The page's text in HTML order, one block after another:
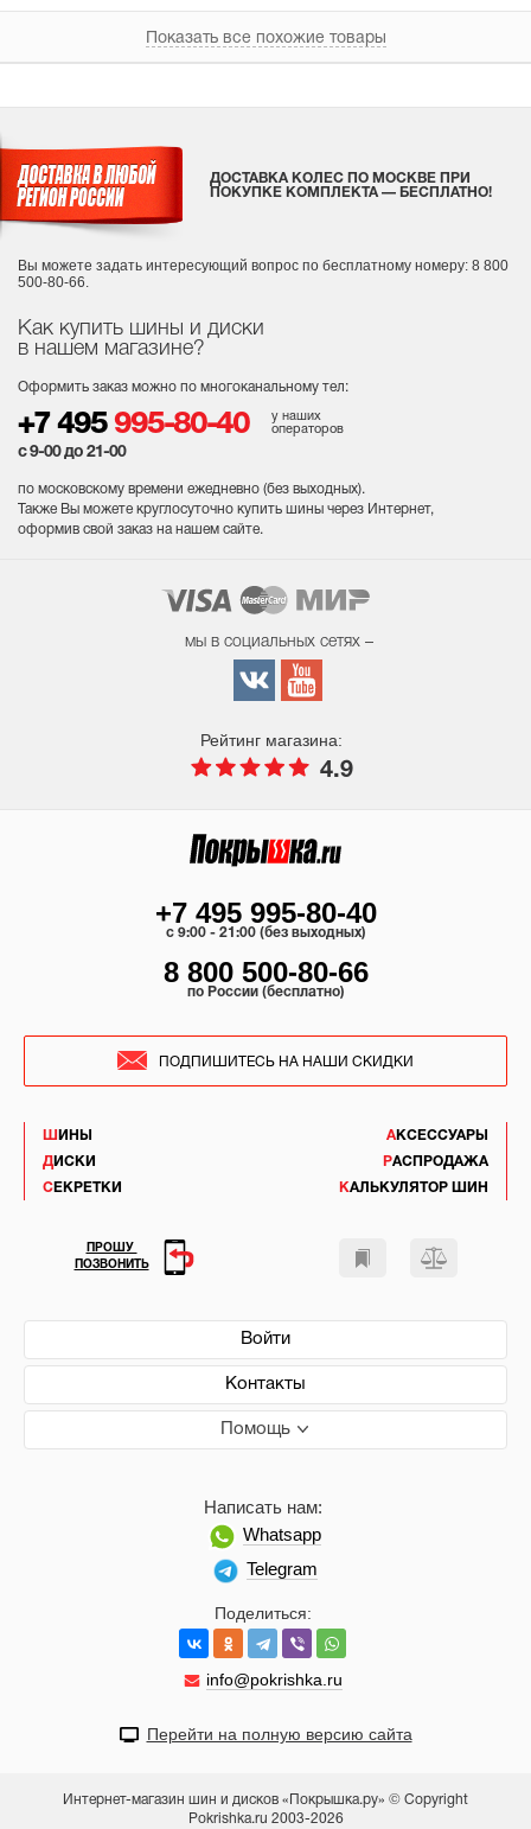
Показать все похожие товары
Как купить шины и диски
в нашем магазине?
Оформить заказ можно по многоканальному тел:
+7 495 995-80-40
у наших
операторов
с 9-00 до 21-00
по московскому времени ежедневно (без выходных).
Также Вы можете круглосуточно купить шины через Интернет,
оформив свой заказ на нашем сайте.
ДОСТАВКА КОЛЕС ПО МОСКВЕ ПРИ
ПОКУПКЕ КОМПЛЕКТА — БЕСПЛАТНО!
Вы можете задать интересующий вопрос по бесплатному номеру: 8 800
500-80-66.
мы в социальных сетях –
Рейтинг магазина:
4.9
ШИНЫ
ДИСКИ
СЕКРЕТКИ
АКСЕССУАРЫ
РАСПРОДАЖА
КАЛЬКУЛЯТОР ШИН
Войти
Контакты
Помощь
Поделиться:
info@pokrishka.ru
Написать нам:
Whatsapp
Telegram
+7 495 995-80-40
c 9:00 - 21:00 (без выходных)
8 800 500-80-66
по России (бесплатно)
ПОДПИШИТЕСЬ НА НАШИ СКИДКИ
ПРОШУ
ПОЗВОНИТЬ
Перейти на полную версию сайта
Интернет-магазин шин и дисков «Покрышка.ру» © Copyright
Pokrishka.ru 2003-2026